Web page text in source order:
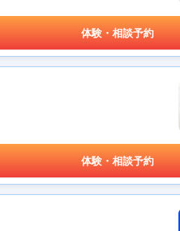
体験・相談予約
体験・相談予約